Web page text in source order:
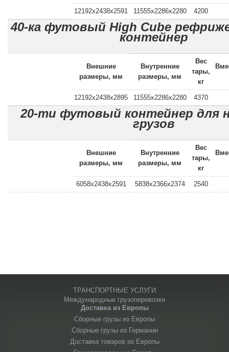
12192x2438x2591 11555x2286x2280 4200
40-ка футовый High Cube
контейнер
Внешние
размеры, мм
Внутренние
размеры, мм
Вес
тары,
кг
12192x2438x2895 11555x2286x2280 4370
20-ти футовый контейнер для
грузов
Внешние
размеры, мм
Внутренние
размеры, мм
Вес
тары,
кг
6058x2438x2591 5838x2366x2374 2540
ТРАНСПОРТНЫЕ УСЛУГИ
Международные грузоперевозки
Доставка из Европы
Сборные грузы из Европы
Сборные грузы из Германии
Доставка товаров из Европы